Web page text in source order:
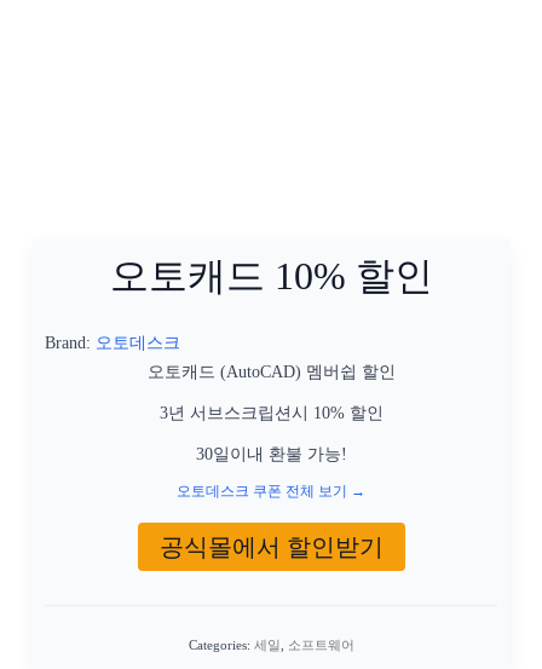
오토캐드 10% 할인
Brand: 오토데스크
오토캐드 (AutoCAD) 멤버쉽 할인
3년 서브스크립션시 10% 할인
30일이내 환불 가능!
오토데스크 쿠폰 전체 보기 →
공식몰에서 할인받기
Categories: 세일 소프트웨어